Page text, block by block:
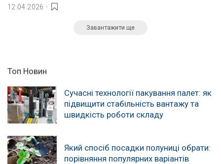
12.04.2026
Завантажити ще
Топ Новин
Сучасні технології пакування палет: як
підвищити стабільність вантажу та
швидкість роботи складу
Який спосіб посадки полуниці обрати:
порівняння популярних варіантів